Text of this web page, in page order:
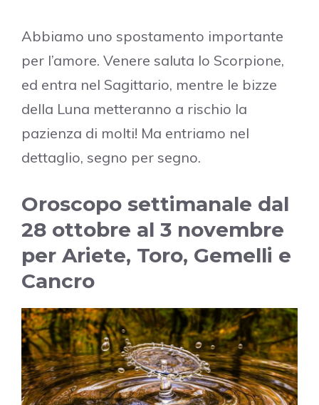
Abbiamo uno spostamento importante
per l’amore. Venere saluta lo Scorpione,
ed entra nel Sagittario, mentre le bizze
della Luna metteranno a rischio la
pazienza di molti! Ma entriamo nel
dettaglio, segno per segno.
Oroscopo settimanale dal
28 ottobre al 3 novembre
per Ariete, Toro, Gemelli e
Cancro